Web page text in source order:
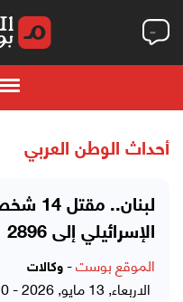
أحداث الوطن العربي
الإسرائيلي إلى 2896
الموقع بوست- وكالات
الاربعاء, 13 مايو, 2026 - 11:20 مساءً